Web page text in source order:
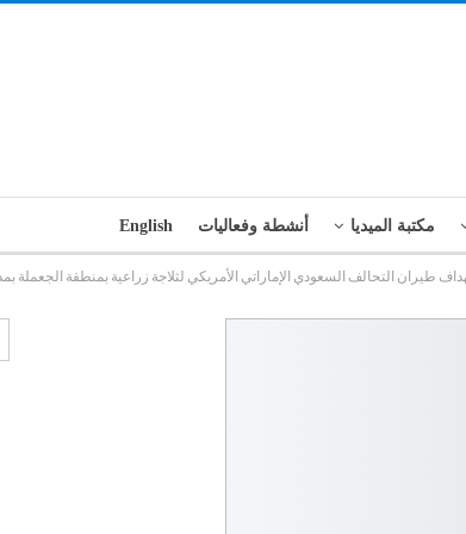
مكتبة الميديا أنشطة وفعاليات English
طيران التحالف السعودي الإماراتي الأمريكي لثلاجة زراعية بمنطقة الجعملة